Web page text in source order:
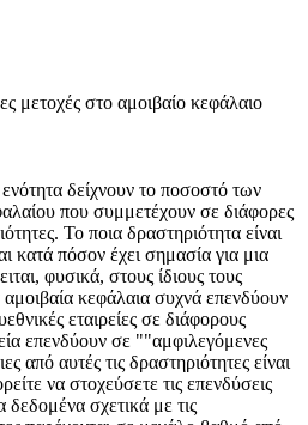
μετοχές στο αμοιβαίο κεφάλαιο
δείχνουν το ποσοστό των
που συμμετέχουν σε διάφορες
Το ποια δραστηριότητα είναι
κατά πόσον έχει σημασία για μια
φυσικά, στους ίδιους τους
κεφάλαια συχνά επενδύουν
εταιρείες σε διάφορους
επενδύουν σε ""αμφιλεγόμενες
από αυτές τις δραστηριότητες είναι
να στοχεύσετε τις επενδύσεις
σχετικά με τις